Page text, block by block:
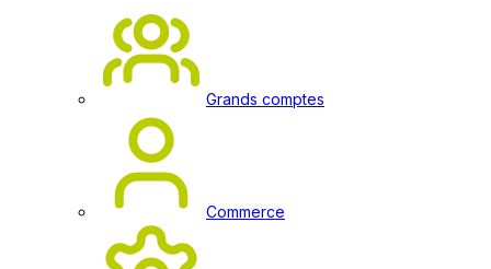
Grands comptes
Commerce